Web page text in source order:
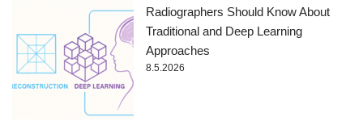
Radiographers Should Know About
Traditional and Deep Learning
Approaches
8.5.2026